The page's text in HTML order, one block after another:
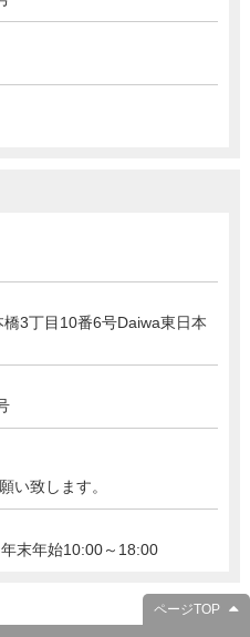
3丁目10番6号Daiwa東日本
い致します。
末年始10:00～18:00
ページTOP